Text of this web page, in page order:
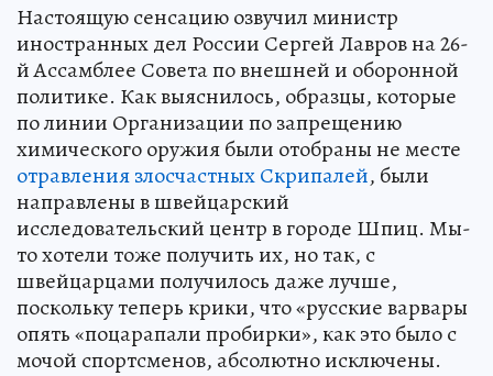
Настоящую сенсацию озвучил министр
иностранных дел России Сергей Лавров на 26-
й Ассамблее Совета по внешней и оборонной
политике. Как выяснилось, образцы, которые
по линии Организации по запрещению
химического оружия были отобраны не месте
отравления злосчастных Скрипалей, были
направлены в швейцарский
исследовательский центр в городе Шпиц. Мы-
то хотели тоже получить их, но так, с
швейцарцами получилось даже лучше,
поскольку теперь крики, что «русские варвары
опять «поцарапали пробирки», как это было с
мочой спортсменов, абсолютно исключены.